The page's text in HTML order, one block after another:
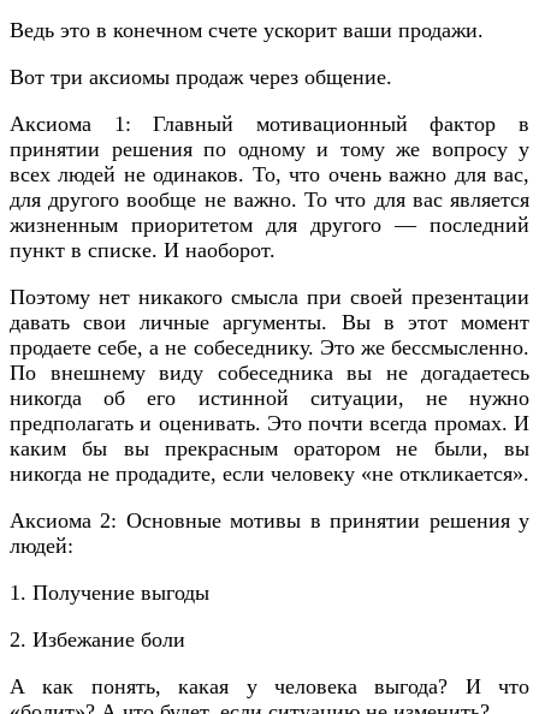
Ведь это в конечном счете ускорит ваши продажи.
Вот три аксиомы продаж через общение.
Аксиома 1: Главный мотивационный фактор в
принятии решения по одному и тому же вопросу у
всех людей не одинаков. То, что очень важно для вас,
для другого вообще не важно. То что для вас является
жизненным приоритетом для другого — последний
пункт в списке. И наоборот.
Поэтому нет никакого смысла при своей презентации
давать свои личные аргументы. Вы в этот момент
продаете себе, а не собеседнику. Это же бессмысленно.
По внешнему виду собеседника вы не догадаетесь
никогда об его истинной ситуации, не нужно
предполагать и оценивать. Это почти всегда промах. И
каким бы вы прекрасным оратором не были, вы
никогда не продадите, если человеку «не откликается».
Аксиома 2: Основные мотивы в принятии решения у
людей:
1. Получение выгоды
2. Избежание боли
А как понять, какая у человека выгода? И что